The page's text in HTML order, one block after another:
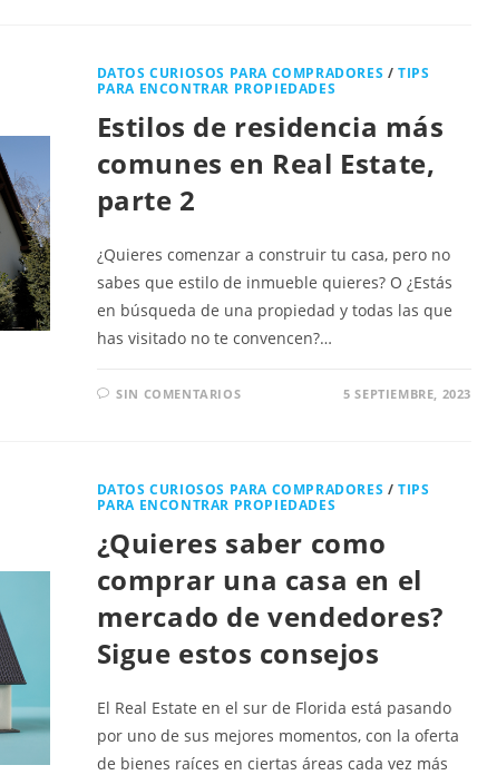
DATOS CURIOSOS PARA COMPRADORES / TIPS
PARA ENCONTRAR PROPIEDADES
Estilos de residencia más
comunes en Real Estate,
parte 2
¿Quieres comenzar a construir tu casa, pero no
sabes que estilo de inmueble quieres? O ¿Estás
en búsqueda de una propiedad y todas las que
has visitado no te convencen?…
SIN COMENTARIOS 5 SEPTIEMBRE, 2023
DATOS CURIOSOS PARA COMPRADORES / TIPS
PARA ENCONTRAR PROPIEDADES
¿Quieres saber como
comprar una casa en el
mercado de vendedores?
Sigue estos consejos
El Real Estate en el sur de Florida está pasando
por uno de sus mejores momentos, con la oferta
de bienes raíces en ciertas áreas cada vez más